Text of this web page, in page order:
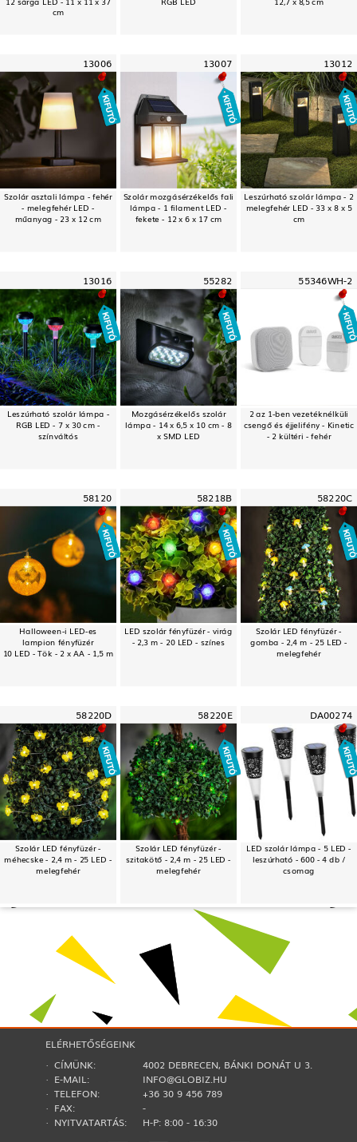
cm
13006
Szolár asztali lámpa - fehér
- melegfehér LED -
műanyag - 23 x 12 cm
13007
Szolár mozgásérzékelős fali
lámpa - 1 filament LED -
fekete - 12 x 6 x 17 cm
13012
Leszúrható szolár lámpa - 2
melegfehér LED - 33 x 8 x 5
cm
13016
Leszúrható szolár lámpa -
RGB LED - 7 x 30 cm -
színváltós
55282
Mozgásérzékelős szolár
lámpa - 14 x 6,5 x 10 cm - 8
x SMD LED
55346WH-2
2 az 1-ben vezetéknélküli
csengő és éjjelifény - Kinetic
- 2 kültéri - fehér
58120
Halloween-i LED-es
lampion fényfüzér
10 LED - Tök - 2 x AA - 1,5 m
58218B
LED szolár fényfüzér - virág
- 2,3 m - 20 LED - színes
58220C
Szolár LED fényfüzér -
gomba - 2,4 m - 25 LED -
melegfehér
58220D
Szolár LED fényfüzér -
méhecske - 2,4 m - 25 LED -
melegfehér
58220E
Szolár LED fényfüzér -
szitakötő - 2,4 m - 25 LED -
melegfehér
DA00274
LED szolár lámpa - 5 LED -
leszúrható - 600 - 4 db /
csomag
ELÉRHETŐSÉGEINK
· CÍMÜNK:
4002 DEBRECEN, BÁNKI DONÁT U 3.
· E-MAIL:
INFO@GLOBIZ.HU
· TELEFON:
+36 30 9 456 789
· FAX:
-
· NYITVATARTÁS:
H-P: 8:00 - 16:30